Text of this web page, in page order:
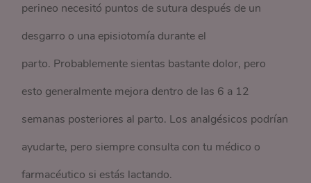
perineo necesitó puntos de sutura después de un
desgarro o una episiotomía durante el
parto. Probablemente sientas bastante dolor, pero
esto generalmente mejora dentro de las 6 a 12
semanas posteriores al parto. Los analgésicos podrían
ayudarte, pero siempre consulta con tu médico o
farmacéutico si estás lactando.